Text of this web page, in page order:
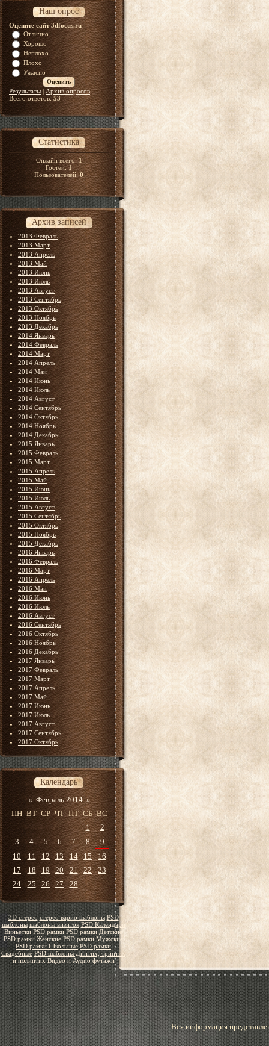
Наш опрос
Оцените сайт 3dfocus.ru
Отлично
Хорошо
Неплохо
Плохо
Ужасно
Результаты| Архив опросов
Всего ответов:53
Статистика
Онлайн всего:1
Гостей:1
Пользователей:0
Архив записей
2013 Февраль
2013 Март
2013 Апрель
2013 Май
2013 Июнь
2013 Июль
2013 Август
2013 Сентябрь
2013 Октябрь
2013 Ноябрь
2013 Декабрь
2014 Январь
2014 Февраль
2014 Март
2014 Апрель
2014 Май
2014 Июнь
2014 Июль
2014 Август
2014 Сентябрь
2014 Октябрь
2014 Ноябрь
2014 Декабрь
2015 Январь
2015 Февраль
2015 Март
2015 Апрель
2015 Май
2015 Июнь
2015 Июль
2015 Август
2015 Сентябрь
2015 Октябрь
2015 Ноябрь
2015 Декабрь
2016 Январь
2016 Февраль
2016 Март
2016 Апрель
2016 Май
2016 Июнь
2016 Июль
2016 Август
2016 Сентябрь
2016 Октябрь
2016 Ноябрь
2016 Декабрь
2017 Январь
2017 Февраль
2017 Март
2017 Апрель
2017 Май
2017 Июнь
2017 Июль
2017 Август
2017 Сентябрь
2017 Октябрь
Календарь
« Февраль 2014 »
ПН ВТ СР ЧТ ПТ СБ ВС
1
2
3
4 5 6 7 8
9
10
11 12 13 14 15
16
17
18 19 20 21 22
23
24
25 26 27 28
3D стерео стерео варио шаблоны PSD
шаблоны шаблоны визиток PSD Календари
Виньетки PSD рамки PSD рамки Детские
PSD рамки Женские PSD рамки Мужские
PSD рамки Школьные PSD рамки
Свадебные PSD шаблоны Диптих, триптих
и полиптих Видео и Аудио футажи
Вся информация